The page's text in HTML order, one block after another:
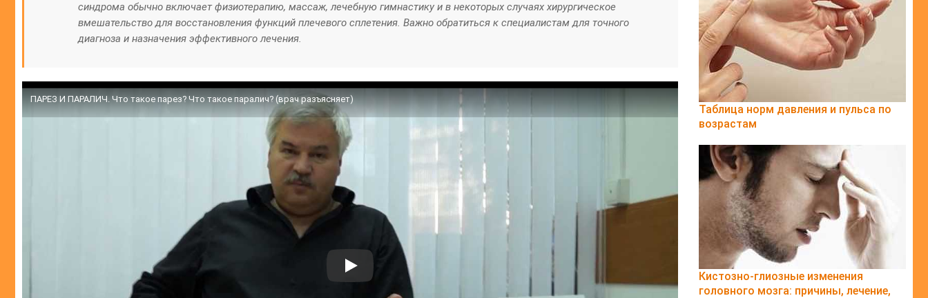
синдрома обычно включает физиотерапию, массаж, лечебную гимнастику и в некоторых случаях хирургическое
вмешательство для восстановления функций плечевого сплетения. Важно обратиться к специалистам для точного
диагноза и назначения эффективного лечения.
ПАРЕЗ И ПАРАЛИЧ. Что такое парез? Что такое паралич? (врач разъясняет)
Таблица норм давления и пульса по
возрастам
Кистозно-глиозные изменения
головного мозга: причины, лечение,